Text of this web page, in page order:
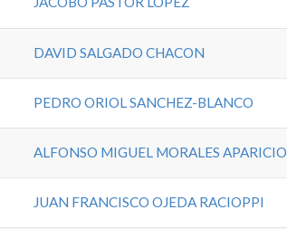
DAVID SALGADO CHACON
PEDRO ORIOL SANCHEZ-BLANCO
ALFONSO MIGUEL MORALES APARICIO
JUAN FRANCISCO OJEDA RACIOPPI